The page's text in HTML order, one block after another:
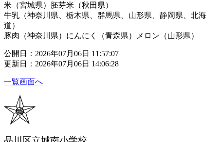
米（宮城県）胚芽米（秋田県）
牛乳（神奈川県、栃木県、群馬県、山形県、静岡県、北海
道）
豚肉（神奈川県）にんにく（青森県）メロン（山形県）
公開日：2026年07月06日 11:57:07
更新日：2026年07月06日 14:06:28
一覧画面へ